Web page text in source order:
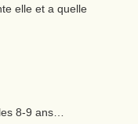
elle et a quelle
8-9 ans…